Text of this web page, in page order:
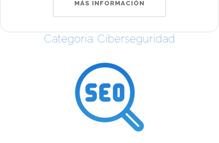
MÁS INFORMACIÓN
Categoría: Ciberseguridad